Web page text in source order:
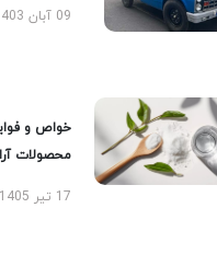
09 آبان 1403
خواص و
محصولات
17 تیر 1405